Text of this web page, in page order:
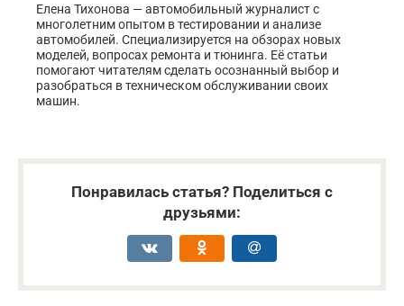
Елена Тихонова — автомобильный журналист с
многолетним опытом в тестировании и анализе
автомобилей. Специализируется на обзорах новых
моделей, вопросах ремонта и тюнинга. Её статьи
помогают читателям сделать осознанный выбор и
разобраться в техническом обслуживании своих
машин.
Понравилась статья? Поделиться с
друзьями: